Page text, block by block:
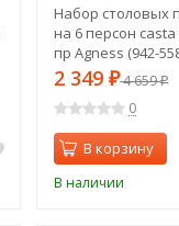
Набор столовых
на 6 персон
пр Agness (942-
2 349₽4 659₽
0
В корзину
В наличии